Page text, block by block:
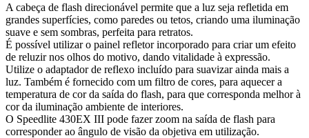
A cabeça de flash direcionável permite que a luz seja refletida em
grandes superfícies, como paredes ou tetos, criando uma iluminação
suave e sem sombras, perfeita para retratos.
É possível utilizar o painel refletor incorporado para criar um efeito
de reluzir nos olhos do motivo, dando vitalidade à expressão.
Utilize o adaptador de reflexo incluído para suavizar ainda mais a
luz. Também é fornecido com um filtro de cores, para aquecer a
temperatura de cor da saída do flash, para que corresponda melhor à
cor da iluminação ambiente de interiores.
O Speedlite 430EX III pode fazer zoom na saída de flash para
corresponder ao ângulo de visão da objetiva em utilização.